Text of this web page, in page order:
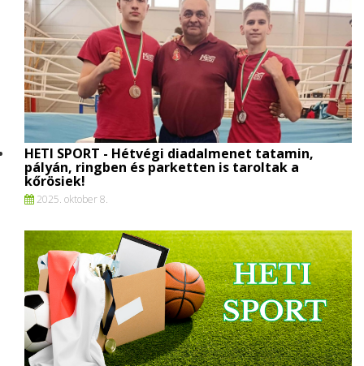
HETI SPORT - Hétvégi diadalmenet tatamin,
pályán, ringben és parketten is taroltak a
kőrösiek!
2025. oktober 8.